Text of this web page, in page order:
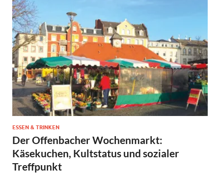
ESSEN & TRINKEN
Der Offenbacher Wochenmarkt:
Käsekuchen, Kultstatus und sozialer
Treffpunkt